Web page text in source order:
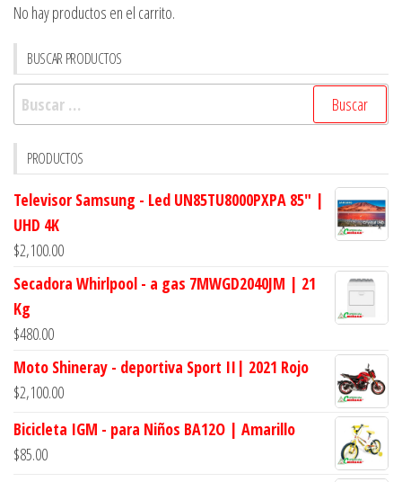
No hay productos en el carrito.
BUSCAR PRODUCTOS
Buscar:
PRODUCTOS
Televisor Samsung - Led UN85TU8000PXPA 85" |
UHD 4K
$2,100.00
Secadora Whirlpool - a gas 7MWGD2040JM | 21
Kg
$480.00
Moto Shineray - deportiva Sport II| 2021 Rojo
$2,100.00
Bicicleta IGM - para Niños BA12O | Amarillo
$85.00